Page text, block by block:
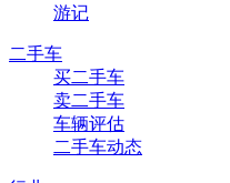
游记
二手车
买二手车
卖二手车
车辆评估
二手车动态